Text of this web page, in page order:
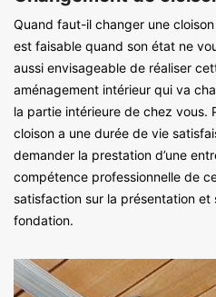
Quand faut-il changer une
est faisable quand son état ne
aussi envisageable de réaliser
aménagement intérieur qui va
la partie intérieure de chez vous.
cloison a une durée de vie
demander la prestation d’une
compétence professionnelle de
satisfaction sur la présentation
fondation.